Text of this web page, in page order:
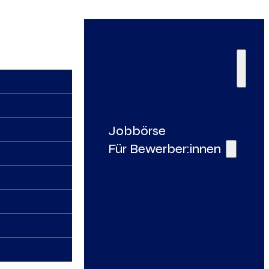
Jobbörse
Für Bewerber:innen